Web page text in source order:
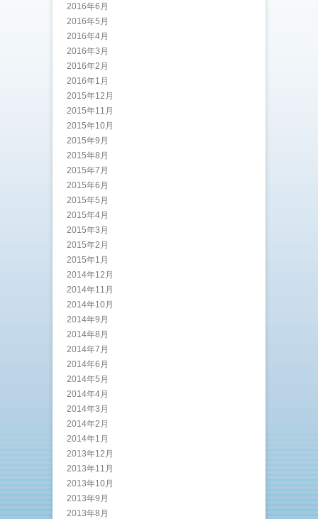
2016年6月
2016年5月
2016年4月
2016年3月
2016年2月
2016年1月
2015年12月
2015年11月
2015年10月
2015年9月
2015年8月
2015年7月
2015年6月
2015年5月
2015年4月
2015年3月
2015年2月
2015年1月
2014年12月
2014年11月
2014年10月
2014年9月
2014年8月
2014年7月
2014年6月
2014年5月
2014年4月
2014年3月
2014年2月
2014年1月
2013年12月
2013年11月
2013年10月
2013年9月
2013年8月